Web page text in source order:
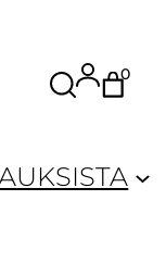
Etsi
0